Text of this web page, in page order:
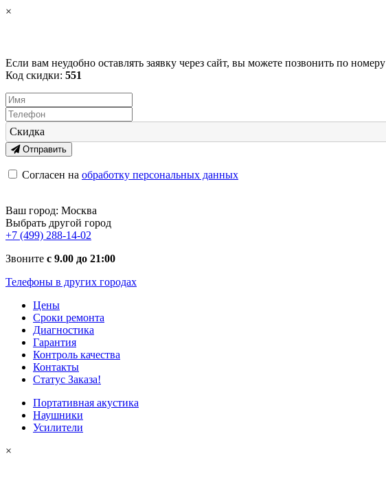
×
Если вам неудобно оставлять заявку через сайт, вы можете позвонить по номеру
Код скидки: 551
Скидка
Отправить
Согласен на обработку персональных данных
Ваш город: Москва
Выбрать другой город
+7 (499) 288-14-02
Звоните с 9.00 до 21:00
Телефоны в других городах
Цены
Сроки ремонта
Диагностика
Гарантия
Контроль качества
Контакты
Статус Заказа!
Портативная акустика
Наушники
Усилители
×